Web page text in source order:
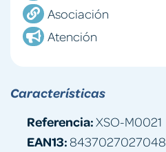
Asociación
Atención
Características
Referencia:XSO-M0021
EAN13:8437027027048